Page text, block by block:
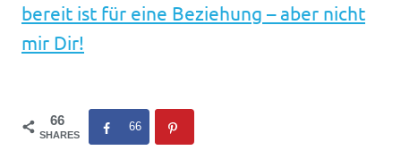
bereit ist für eine Beziehung – aber nicht
mir Dir​!
66
SHARES
66